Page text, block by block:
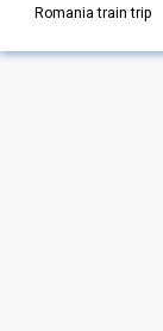
Romania train trip